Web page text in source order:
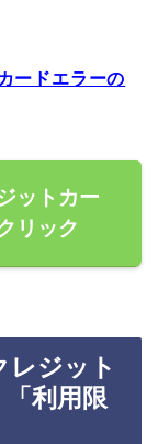
ードエラーの
ットカー
リック
レジット
利用限